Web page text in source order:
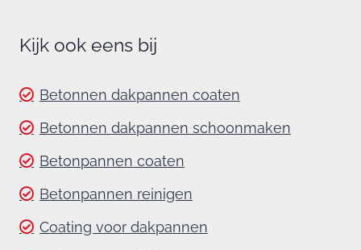
Kijk ook eens bij
Betonnen dakpannen coaten
Betonnen dakpannen schoonmaken
Betonpannen coaten
Betonpannen reinigen
Coating voor dakpannen